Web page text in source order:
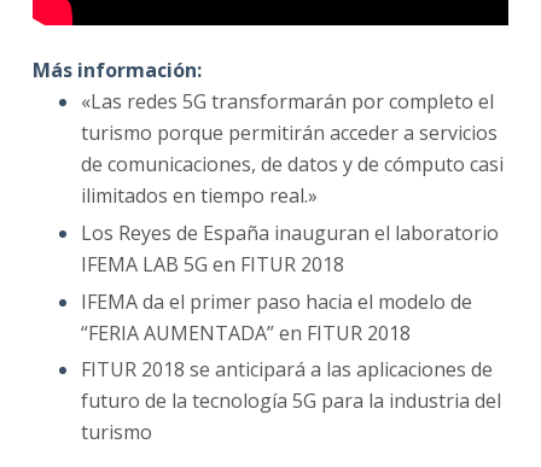
Más información:
«Las redes 5G transformarán por completo el
turismo porque permitirán acceder a servicios
de comunicaciones, de datos y de cómputo casi
ilimitados en tiempo real.»
Los Reyes de España inauguran el laboratorio
IFEMA LAB 5G en FITUR 2018
IFEMA da el primer paso hacia el modelo de
“FERIA AUMENTADA” en FITUR 2018
FITUR 2018 se anticipará a las aplicaciones de
futuro de la tecnología 5G para la industria del
turismo